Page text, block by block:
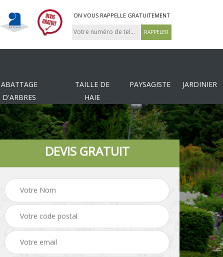
ON VOUS RAPPELLE GRATUITEMENT
ABATTAGE
D'ARBRES
TAILLE DE
HAIE
PAYSAGISTE JARDINIER
Tonte et réfection de
pelouse Pose de clôture
DEVIS GRATUIT